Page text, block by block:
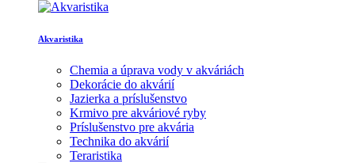
Akvaristika
Chemia a úprava vody v akváriách
Dekorácie do akvárií
Jazierka a príslušenstvo
Krmivo pre akváriové ryby
Príslušenstvo pre akvária
Technika do akvárií
Teraristika